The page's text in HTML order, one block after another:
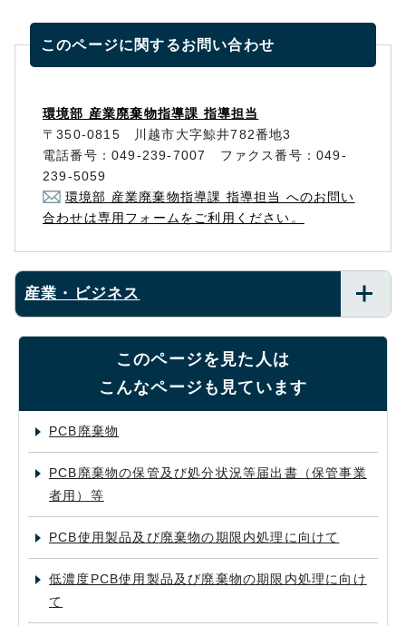
このページに関するお問い合わせ
環境部 産業廃棄物指導課 指導担当
〒350-0815 川越市大字鯨井782番地3
電話番号：049-239-7007 ファクス番号：049-
239-5059
環境部 産業廃棄物指導課 指導担当 へのお問い
合わせは専用フォームをご利用ください。
産業・ビジネス
このページを見た人は
こんなページも見ています
PCB廃棄物
PCB廃棄物の保管及び処分状況等届出書（保管事業
者用）等
PCB使用製品及び廃棄物の期限内処理に向けて
低濃度PCB使用製品及び廃棄物の期限内処理に向け
て